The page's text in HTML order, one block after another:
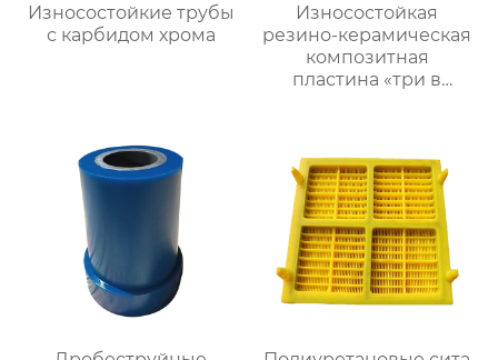
Износостойкие трубы
с карбидом хрома
Износостойкая
резино-керамическая
композитная
пластина «три в